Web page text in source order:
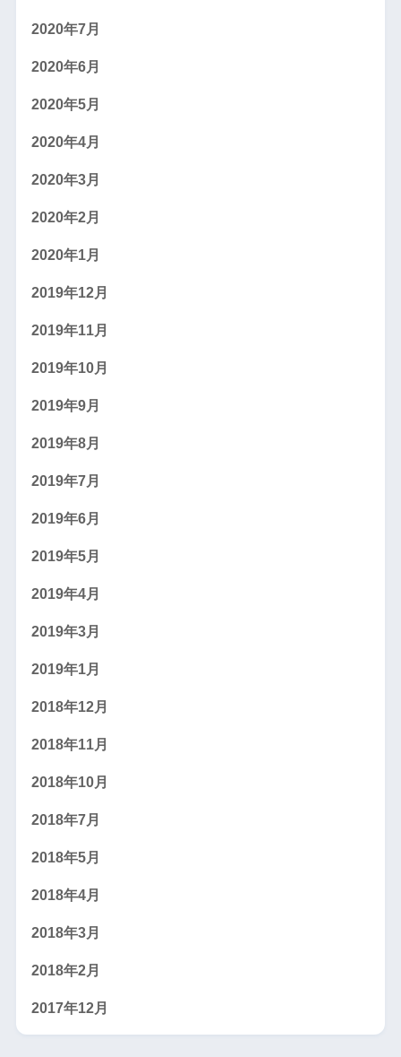
2020年7月
2020年6月
2020年5月
2020年4月
2020年3月
2020年2月
2020年1月
2019年12月
2019年11月
2019年10月
2019年9月
2019年8月
2019年7月
2019年6月
2019年5月
2019年4月
2019年3月
2019年1月
2018年12月
2018年11月
2018年10月
2018年7月
2018年5月
2018年4月
2018年3月
2018年2月
2017年12月